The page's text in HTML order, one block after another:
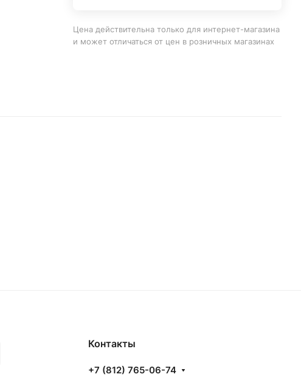
Цена действительна только для интернет-магазина
и может отличаться от цен в розничных магазинах
Контакты
+7 (812) 765-06-74